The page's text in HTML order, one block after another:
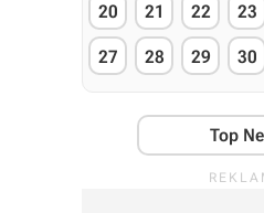
20 21 22 23
27 28 29 30
Top